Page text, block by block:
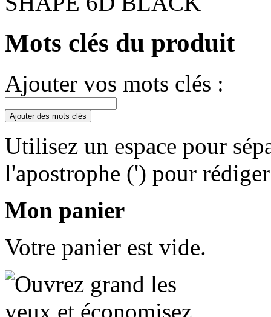
Mots clés du produit
Ajouter vos mots clés :
Ajouter des mots clés
Utilisez un espace pour
l'apostrophe (') pour
Mon panier
Votre panier est vide.